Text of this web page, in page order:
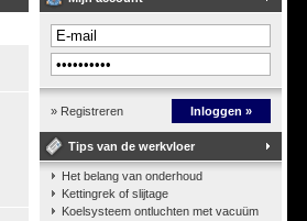
» Registreren Inloggen »
Tips van de werkvloer
Het belang van onderhoud
Kettingrek of slijtage
Koelsysteem ontluchten met vacuüm